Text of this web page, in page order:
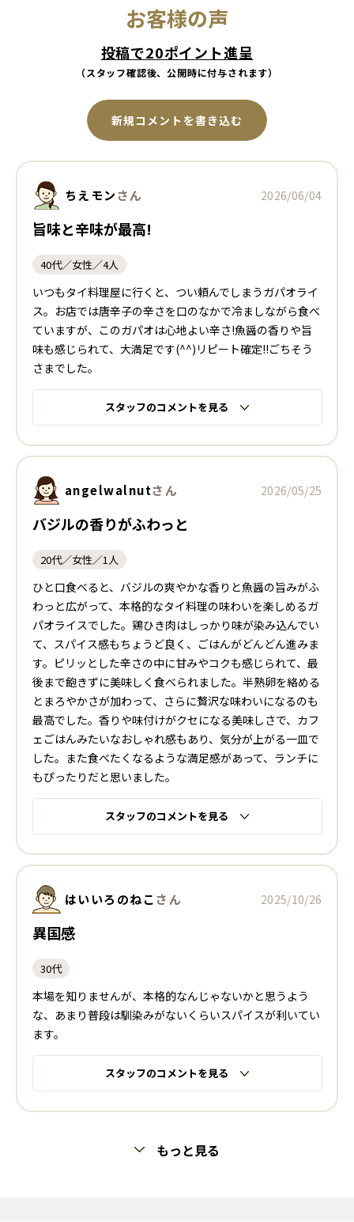
お客様の声
投稿で20ポイント進呈
（スタッフ確認後、公開時に付与されます）
新規コメントを書き込む
ちえモンさん 2026/06/04
旨味と辛味が最高!
40代／女性／4人
いつもタイ料理屋に行くと、つい頼んでしまうガパオライ
ス。お店では唐辛子の辛さを口のなかで冷ましながら食べ
ていますが、このガパオは心地よい辛さ!魚醤の香りや旨
味も感じられて、大満足です(^^)リピート確定!!ごちそう
さまでした。
スタッフのコメントを見る
angelwalnutさん 2026/05/25
バジルの香りがふわっと
20代／女性／1人
ひと口食べると、バジルの爽やかな香りと魚醤の旨みがふ
わっと広がって、本格的なタイ料理の味わいを楽しめるガ
パオライスでした。鶏ひき肉はしっかり味が染み込んでい
て、スパイス感もちょうど良く、ごはんがどんどん進みま
す。ピリッとした辛さの中に甘みやコクも感じられて、最
後まで飽きずに美味しく食べられました。半熟卵を絡める
とまろやかさが加わって、さらに贅沢な味わいになるのも
最高でした。香りや味付けがクセになる美味しさで、カフ
ェごはんみたいなおしゃれ感もあり、気分が上がる一皿で
した。また食べたくなるような満足感があって、ランチに
もぴったりだと思いました。
スタッフのコメントを見る
はいいろのねこさん 2025/10/26
異国感
30代
本場を知りませんが、本格的なんじゃないかと思うよう
な、あまり普段は馴染みがないくらいスパイスが利いてい
ます。
スタッフのコメントを見る
もっと見る